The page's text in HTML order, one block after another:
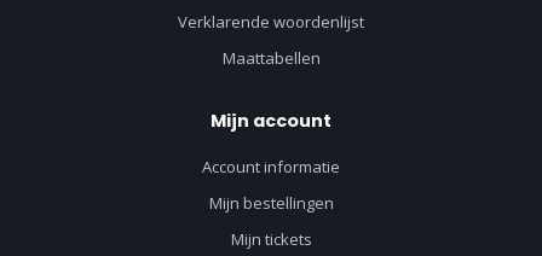
Verklarende woordenlijst
Maattabellen
Mijn account
Account informatie
Mijn bestellingen
Mijn tickets